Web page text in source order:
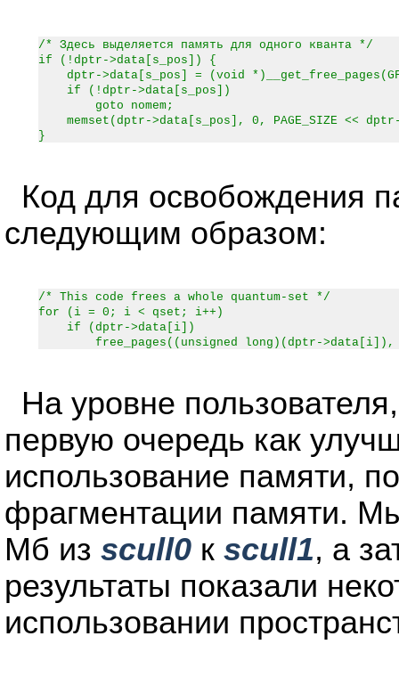
/* Здесь выделяется память для одного кванта */
if (!dptr->data[s_pos]) {
dptr->data[s_pos] = (void
if (!dptr->data[s_pos])
goto nomem;
memset(dptr->data[s_pos], 0, PAGE_SIZE <<
}
Код для освобождения
следующим образом:
/* This code frees a whole quantum-set */
for (i = 0; i < qset; i++)
if (dptr->data[i])
free_pages((unsigned long)(dptr->data[i]),
На уровне
первую очередь как
использование памяти,
фрагментации памяти.
Мб из scull0 к scull1, а
результаты показали
использовании